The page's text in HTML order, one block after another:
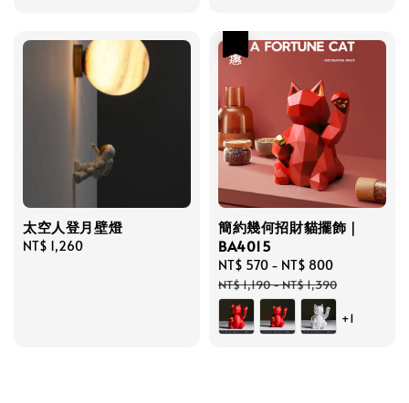
太空人登月壁燈
Regular
NT$ 1,260
簡約幾何招財貓擺飾｜
BA4015
Sale
price
NT$ 570 - NT$ 800
NT$ 1,190-NT$ 1,390
+1